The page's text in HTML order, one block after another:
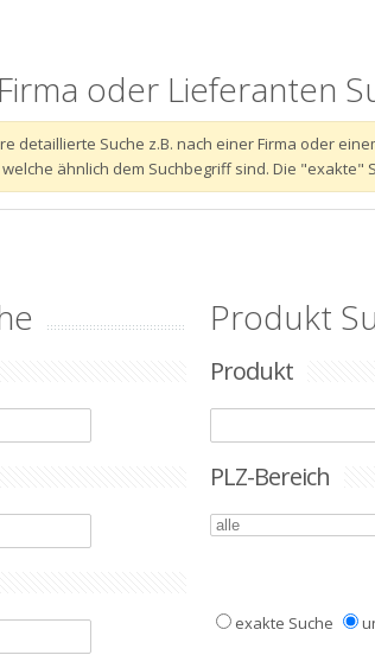
oder Lieferanten
detaillierte Suche z.B. nach einer Firma oder
ähnlich dem Suchbegriff sind. Die "exakte"
Produkt
Produkt
PLZ-Bereich
exakte Suche